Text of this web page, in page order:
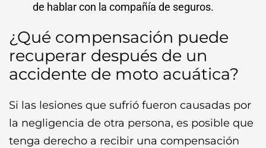
de hablar con la compañía de seguros.
¿Qué compensación puede
recuperar después de un
accidente de moto acuática?
Si las lesiones que sufrió fueron causadas por
la negligencia de otra persona, es posible que
tenga derecho a recibir una compensación